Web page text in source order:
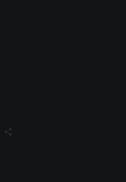
Print